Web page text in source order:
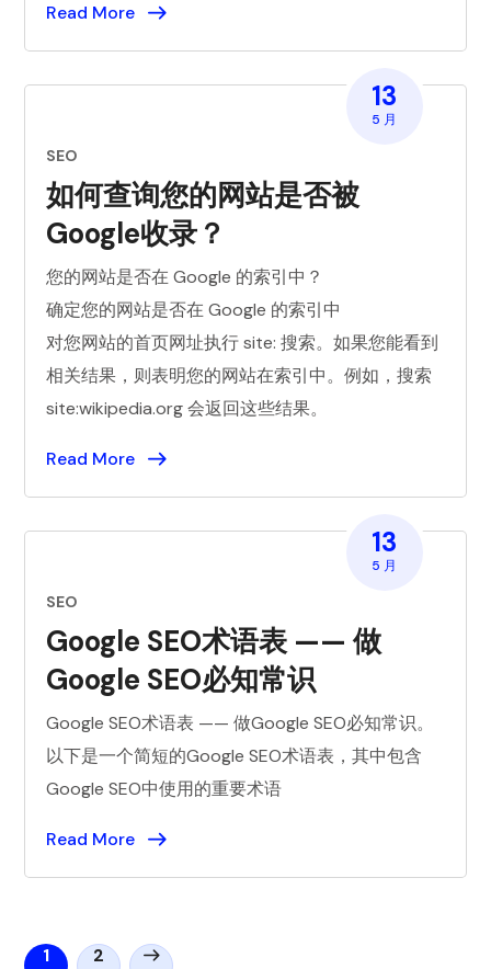
Read More
13
5 月
SEO
如何查询您的网站是否被
Google收录？
您的网站是否在 Google 的索引中？
确定您的网站是否在 Google 的索引中
对您网站的首页网址执行 site: 搜索。如果您能看到
相关结果，则表明您的网站在索引中。例如，搜索
site:wikipedia.org 会返回这些结果。
Read More
13
5 月
SEO
Google SEO术语表 —— 做
Google SEO必知常识
Google SEO术语表 —— 做Google SEO必知常识。
以下是一个简短的Google SEO术语表，其中包含
Google SEO中使用的重要术语
Read More
1 2